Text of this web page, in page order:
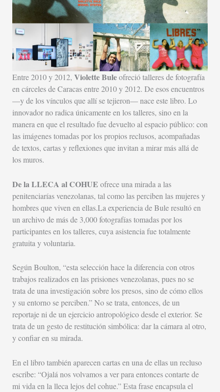
Entre 2010 y 2012, Violette Buleofreció talleres de fotografía
en cárceles de Caracas entre 2010 y 2012. De esos encuentros
—y de los vínculos que allí se tejieron— nace este libro. Lo
innovador no radica únicamente en los talleres, sino en la
manera en que el resultado fue devuelto al espacio público: con
las imágenes tomadas por los propios reclusos, acompañadas
de textos, cartas y reflexiones que invitan a mirar más allá de
los muros.
De la LLECA al COHUE ofrece una mirada a las
penitenciarías venezolanas, tal como las perciben las mujeres y
hombres que viven en ellas.La experiencia de Bule resultó en
un archivo de más de 3,000 fotografías tomadas por los
participantes en los talleres, cuya asistencia fue totalmente
gratuita y voluntaria.
Según Boulton, “esta selección hace la diferencia con otros
trabajos realizados en las prisiones venezolanas, pues no se
trata de una investigación sobre los presos, sino de cómo ellos
y su entorno se perciben.” No se trata, entonces, de un
reportaje ni de un ejercicio antropológico desde el exterior. Se
trata de un gesto de restitución simbólica: dar la cámara al otro,
y confiar en su mirada.
En el libro también aparecen cartas en una de ellas un recluso
escribe: “Ojalá nos volvamos a ver para entonces contarte de
mi vida en la lleca lejos del cohue.” Esta frase encapsula el